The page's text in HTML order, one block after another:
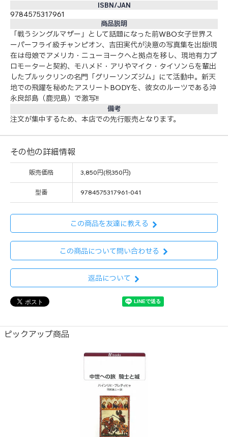
ISBN/JAN
9784575317961
商品説明
「戦うシングルマザー」として話題になった前WBO女子世界ス
ーパーフライ級チャンピオン、吉田実代が決意の写真集を出版!現
在は母娘でアメリカ・ニューヨークへと拠点を移し、現地有力プ
ロモーターと契約、モハメド・アリやマイク・タイソンらを輩出
したブルックリンの名門「グリーソンズジム」にて活動中。新天
地での飛躍を秘めたアスリートBODYを、彼女のルーツである沖
永良部島（鹿児島）で激写!!
備考
注文が集中するため、本店での先行販売となります。
その他の詳細情報
販売価格 3,850円(税350円)
型番 9784575317961-041
この商品を友達に教える
この商品について問い合わせる
返品について
ピックアップ商品